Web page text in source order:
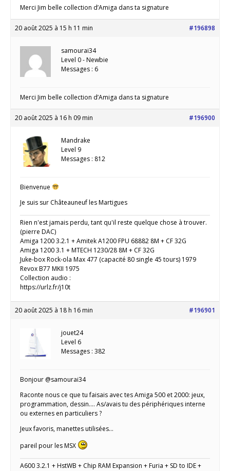
Merci Jim belle collection d’Amiga dans ta signature
20 août 2025 à 15 h 11 min #196898
samourai34
Level 0 - Newbie
Messages : 6
Merci Jim belle collection d’Amiga dans ta signature
20 août 2025 à 16 h 09 min #196900
Mandrake
Level 9
Messages : 812
Bienvenue
Je suis sur Châteauneuf les Martigues
Rien n'est jamais perdu, tant qu'il reste quelque chose à trouver.
(pierre DAC)
Amiga 1200 3.2.1 + Amitek A1200 FPU 68882 8M + CF 32G
Amiga 1200 3.1 + MTECH 1230/28 8M + CF 32G
Juke-box Rock-ola Max 477 (capacité 80 single 45 tours) 1979
Revox B77 MKII 1975
Collection audio :
https://urlz.fr/j10t
20 août 2025 à 18 h 16 min #196901
jouet24
Level 6
Messages : 382
Bonjour @samourai34
Raconte nous ce que tu faisais avec tes Amiga 500 et 2000: jeux,
programmation, dessin…. As/avais tu des périphériques interne
ou externes en particuliers ?
Jeux favoris, manettes utilisées…
pareil pour les MSX
A600 3.2.1 + HstWB + Chip RAM Expansion + Furia + SD to IDE +